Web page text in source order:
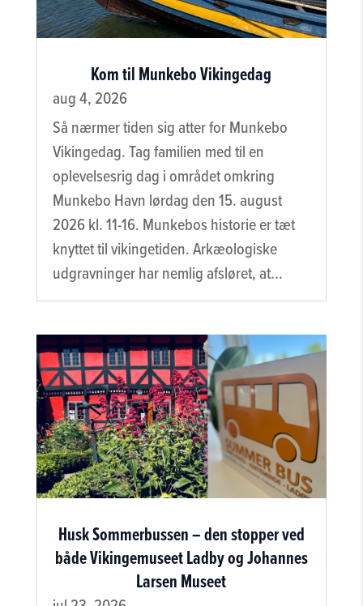
Kom til Munkebo Vikingedag
aug 4, 2026
Så nærmer tiden sig atter for Munkebo
Vikingedag. Tag familien med til en
oplevelsesrig dag i området omkring
Munkebo Havn lørdag den 15. august
2026 kl. 11-16. Munkebos historie er tæt
knyttet til vikingetiden. Arkæologiske
udgravninger har nemlig afsløret, at...
Husk Sommerbussen – den stopper ved
både Vikingemuseet Ladby og Johannes
Larsen Museet